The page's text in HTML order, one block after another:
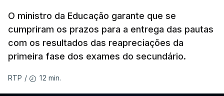
O ministro da Educação garante que se
cumpriram os prazos para a entrega das pautas
com os resultados das reapreciações da
primeira fase dos exames do secundário.
RTP / 12 min.